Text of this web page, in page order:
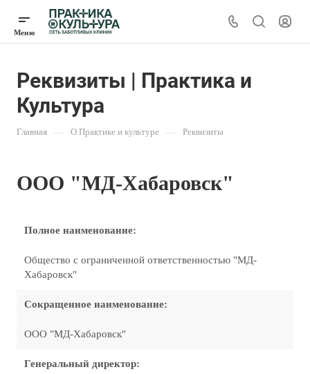
Реквизиты | Практика и
Культура
Главная — О Практике и культуре — Реквизиты
ООО "МД-Хабаровск"
Полное наименование:
Общество с ограниченной ответственностью "МД-
Хабаровск"
Сокращенное наименование:
ООО "МД-Хабаровск"
Генеральный директор: